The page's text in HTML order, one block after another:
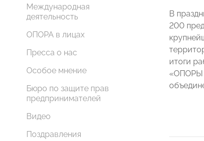
Международная
деятельность
ОПОРА в лицах
Пресса о нас
Особое мнение
Бюро по защите прав
предпринимателей
Видео
Поздравления
В
200
итоги
«ОПОРЫ